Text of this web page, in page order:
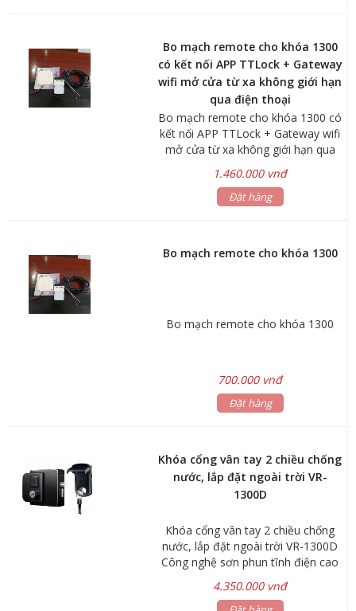
Bo mạch remote cho khóa 1300
có kết nối APP TTLock + Gateway
wifi mở cửa từ xa không giới hạn
qua điện thoại
Bo mạch remote cho khóa 1300 có
kết nối APP TTLock + Gateway wifi
mở cửa từ xa không giới hạn qua
điện thoại.
1.460.000 vnđ
Đặt hàng
Bo mạch remote cho khóa 1300
Bo mạch remote cho khóa 1300
700.000 vnđ
Đặt hàng
Khóa cổng vân tay 2 chiều chống
nước, lắp đặt ngoài trời VR-
1300D
Khóa cổng vân tay 2 chiều chống
nước, lắp đặt ngoài trời VR-1300D
Công nghệ sơn phun tĩnh điện cao
cấp. - Chức năng: Vân tay, thẻ từ và
chìa cơ và Option remote - Sử dụng
4.350.000 vnđ